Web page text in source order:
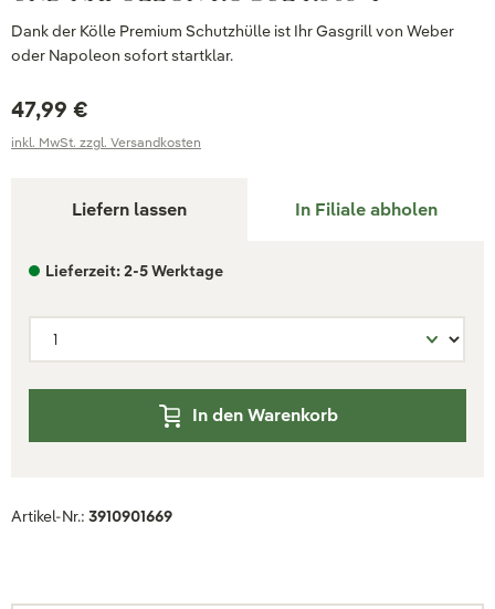
Dank der Kölle Premium Schutzhülle ist Ihr Gasgrill von Weber
oder Napoleon sofort startklar.
47,99 €
inkl. MwSt. zzgl. Versandkosten
Liefern lassen In Filiale abholen
Lieferzeit: 2-5 Werktage
In den Warenkorb
Artikel-Nr.: 3910901669